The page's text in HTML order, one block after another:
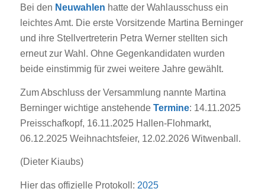
Bei den Neuwahlen hatte der Wahlausschuss ein
leichtes Amt. Die erste Vorsitzende Martina Berninger
und ihre Stellvertreterin Petra Werner stellten sich
erneut zur Wahl. Ohne Gegenkandidaten wurden
beide einstimmig für zwei weitere Jahre gewählt.
Zum Abschluss der Versammlung nannte Martina
Berninger wichtige anstehende Termine: 14.11.2025
Preisschafkopf, 16.11.2025 Hallen-Flohmarkt,
06.12.2025 Weihnachtsfeier, 12.02.2026 Witwenball.
(Dieter Kiaubs)
Hier das offizielle Protokoll: 2025